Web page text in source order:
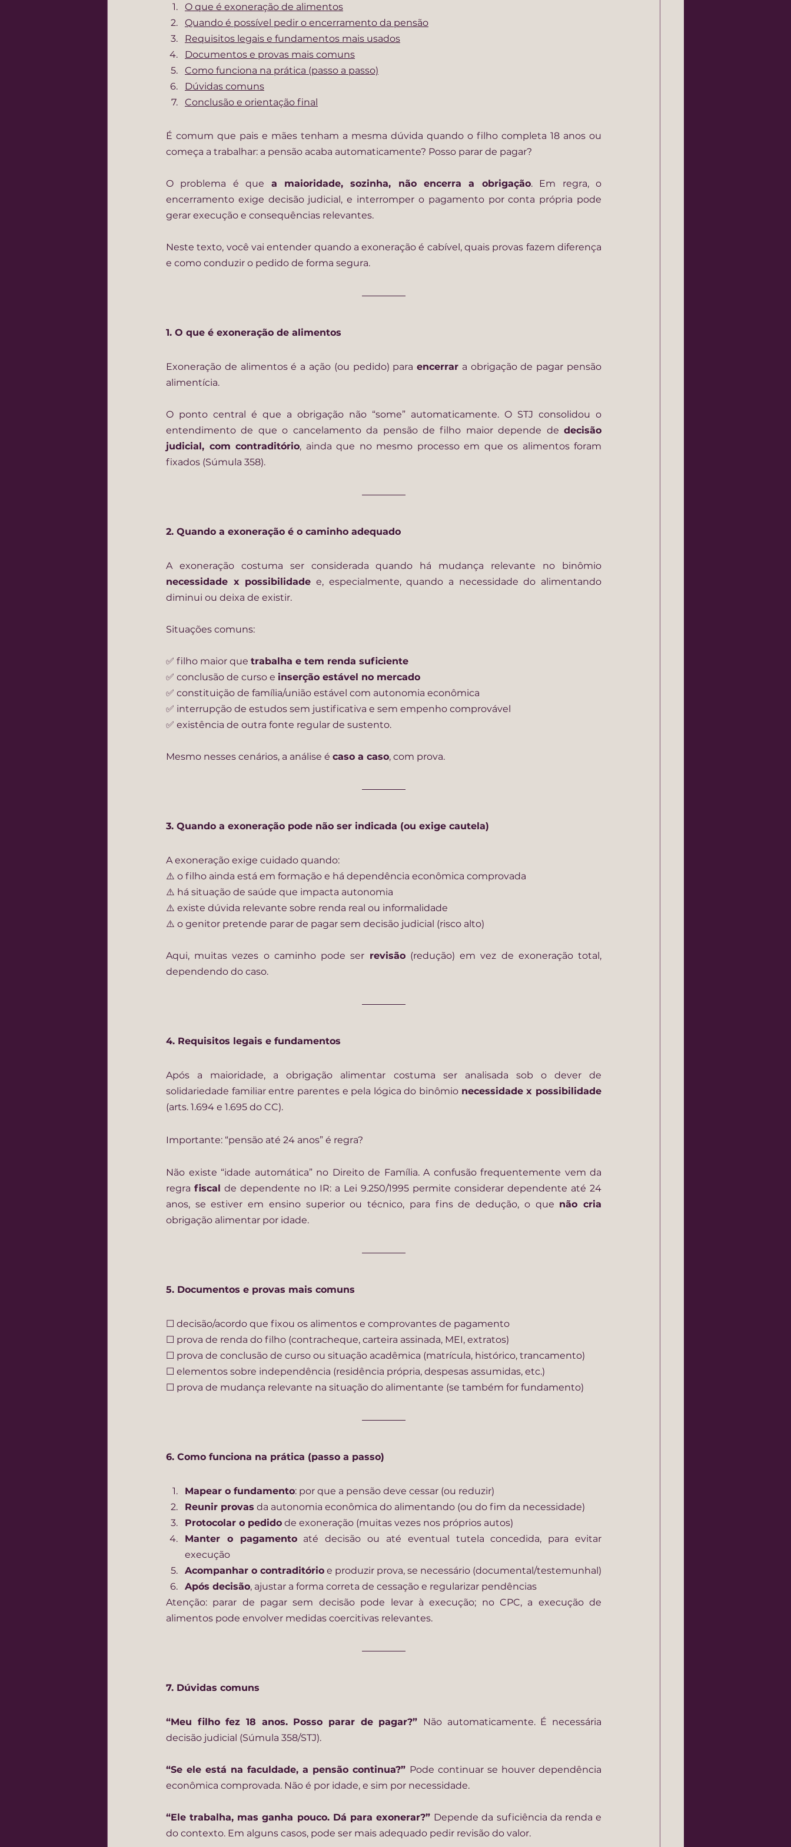
O que é exoneração de alimentos
Quando é possível pedir o encerramento da pensão
Requisitos legais e fundamentos mais usados
Documentos e provas mais comuns
Como funciona na prática (passo a passo)
Dúvidas comuns
Conclusão e orientação final
É comum que pais e mães tenham a mesma dúvida quando o filho completa 18 anos ou
começa a trabalhar: a pensão acaba automaticamente? Posso parar de pagar?
O problema é que a maioridade, sozinha, não encerra a obrigação. Em regra, o
encerramento exige decisão judicial, e interromper o pagamento por conta própria pode
gerar execução e consequências relevantes.
Neste texto, você vai entender quando a exoneração é cabível, quais provas fazem diferença
e como conduzir o pedido de forma segura.
1. O que é exoneração de alimentos
Exoneração de alimentos é a ação (ou pedido) para encerrar a obrigação de pagar pensão
alimentícia.
O ponto central é que a obrigação não “some” automaticamente. O STJ consolidou o
entendimento de que o cancelamento da pensão de filho maior depende de decisão
judicial, com contraditório, ainda que no mesmo processo em que os alimentos foram
fixados (Súmula 358).
2. Quando a exoneração é o caminho adequado
necessidade x possibilidade e, especialmente, quando a necessidade do alimentando
diminui ou deixa de existir.
Situações comuns:
✅ filho maior que trabalha e tem renda suficiente
✅ conclusão de curso e inserção estável no mercado
✅ constituição de família/união estável com autonomia econômica
✅ interrupção de estudos sem justificativa e sem empenho comprovável
✅ existência de outra fonte regular de sustento.
Mesmo nesses cenários, a análise é caso a caso, com prova.
3. Quando a exoneração pode não ser indicada (ou exige cautela)
A exoneração exige cuidado quando:
⚠️ o filho ainda está em formação e há dependência econômica comprovada
⚠️ há situação de saúde que impacta autonomia
⚠️ existe dúvida relevante sobre renda real ou informalidade
⚠️ o genitor pretende parar de pagar sem decisão judicial (risco alto)
Aqui, muitas vezes o caminho pode ser revisão (redução) em vez de exoneração total,
dependendo do caso.
4. Requisitos legais e fundamentos
Após a maioridade, a obrigação alimentar costuma ser analisada sob o dever de
solidariedade familiar entre parentes e pela lógica do binômio necessidade x possibilidade
(arts. 1.694 e 1.695 do CC).
Importante: “pensão até 24 anos” é regra?
Não existe “idade automática” no Direito de Família. A confusão frequentemente vem da
regra fiscal de dependente no IR: a Lei 9.250/1995 permite considerar dependente até 24
anos, se estiver em ensino superior ou técnico, para fins de dedução, o que não cria
obrigação alimentar por idade.
5. Documentos e provas mais comuns
☐ decisão/acordo que fixou os alimentos e comprovantes de pagamento
☐ prova de renda do filho (contracheque, carteira assinada, MEI, extratos)
☐ prova de conclusão de curso ou situação acadêmica (matrícula, histórico, trancamento)
☐ elementos sobre independência (residência própria, despesas assumidas, etc.)
☐ prova de mudança relevante na situação do alimentante (se também for fundamento)
6. Como funciona na prática (passo a passo)
Mapear o fundamento: por que a pensão deve cessar (ou reduzir)
Reunir provas da autonomia econômica do alimentando (ou do fim da necessidade)
Protocolar o pedido de exoneração (muitas vezes nos próprios autos)
Manter o pagamento até decisão ou até eventual tutela concedida, para evitar
execução
Acompanhar o contraditório e produzir prova, se necessário (documental/testemunhal)
Após decisão, ajustar a forma correta de cessação e regularizar pendências
Atenção: parar de pagar sem decisão pode levar à execução; no CPC, a execução de
alimentos pode envolver medidas coercitivas relevantes.
7. Dúvidas comuns
“Meu filho fez 18 anos. Posso parar de pagar?” Não automaticamente. É necessária
decisão judicial (Súmula 358/STJ).
“Se ele está na faculdade, a pensão continua?” Pode continuar se houver dependência
econômica comprovada. Não é por idade, e sim por necessidade.
“Ele trabalha, mas ganha pouco. Dá para exonerar?” Depende da suficiência da renda e
do contexto. Em alguns casos, pode ser mais adequado pedir revisão do valor.